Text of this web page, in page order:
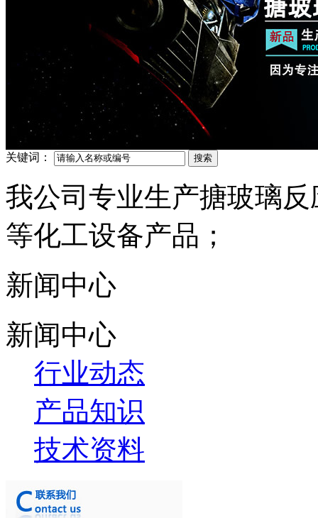
关键词：
我公司专业生产搪玻璃
等化工设备产品；
新闻中心
新闻中心
行业动态
产品知识
技术资料